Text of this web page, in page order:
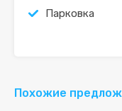
Парковка
Похожие